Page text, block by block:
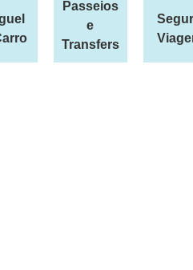
Passeios
e
Transfers